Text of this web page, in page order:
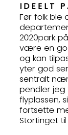
IDEELT
Før folk ble
2020park
være en
og kan
yter god
sentralt
pendler jeg
flyplassen,
fortsette
Stortinget